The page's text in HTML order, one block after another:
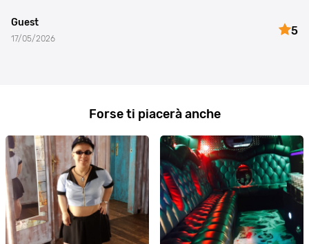
Guest
17/05/2026
5
Forse ti piacerà anche